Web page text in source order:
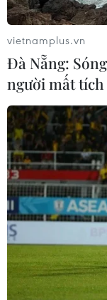
vietnamplus.vn
Đà Nẵng:
người mất tích